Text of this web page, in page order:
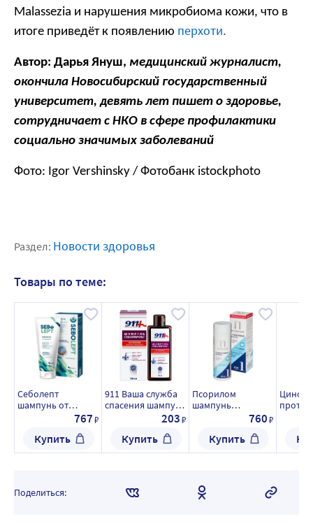
Malassezia и нарушения микробиома кожи, что в
итоге приведёт к появлению перхоти.
Автор: Дарья Януш, медицинский журналист,
окончила Новосибирский государственный
университет, девять лет пишет о здоровье,
сотрудничает с НКО в сфере профилактики
социально значимых заболеваний
Фото: Igor Vershinsky / Фотобанк istockphoto
Раздел: Новости здоровья
Товары по теме:
Себолепт
шампунь от
перхоти 250 мл767₽
Купить
911 Ваша служба
спасения шампунь
себопирокс от
типов волос 150
мл
203₽
Купить
Псорилом
шампунь
салициловый при
сухой перхоти 200
760₽
Купить
Поделиться: